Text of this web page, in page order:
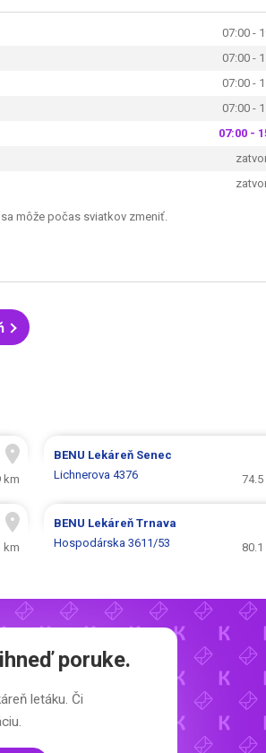
07:00 -
07:00 -
07:00 -
07:00 -
07:00 -
môže počas sviatkov zmeniť.
km
BENU Lekáreň Senec
Lichnerova 4376
km
BENU Lekáreň Trnava
Hospodárska 3611/53
poruke.
letáku. Či